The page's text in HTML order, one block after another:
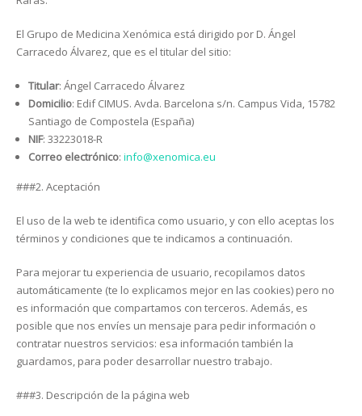
El Grupo de Medicina Xenómica está dirigido por D. Ángel
Carracedo Álvarez, que es el titular del sitio:
Titular: Ángel Carracedo Álvarez
Domicilio: Edif CIMUS. Avda. Barcelona s/n. Campus Vida, 15782
Santiago de Compostela (España)
NIF: 33223018-R
Correo electrónico: info@xenomica.eu
###2. Aceptación
El uso de la web te identifica como usuario, y con ello aceptas los
términos y condiciones que te indicamos a continuación.
Para mejorar tu experiencia de usuario, recopilamos datos
automáticamente (te lo explicamos mejor en las cookies) pero no
es información que compartamos con terceros. Además, es
posible que nos envíes un mensaje para pedir información o
contratar nuestros servicios: esa información también la
guardamos, para poder desarrollar nuestro trabajo.
###3. Descripción de la página web